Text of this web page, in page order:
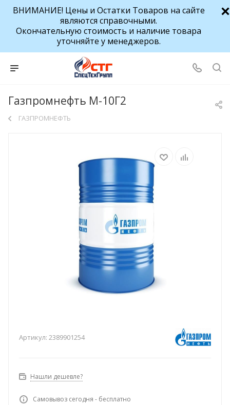
ВНИМАНИЕ! Цены и Остатки Товаров на сайте
являются справочными.
Окончательную стоимость и наличие товара
уточняйте у менеджеров.
Газпромнефть М-10Г2
ГАЗПРОМНЕФТЬ
Артикул: 2389901254
Нашли дешевле?
Самовывоз сегодня - бесплатно